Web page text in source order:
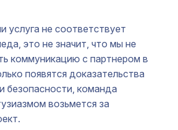
услуга не соответствует
это не значит, что мы не
коммуникацию с партнером в
появятся доказательства
безопасности, команда
возьмется за